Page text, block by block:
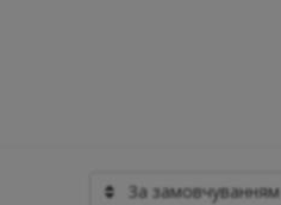
За замовчуванням